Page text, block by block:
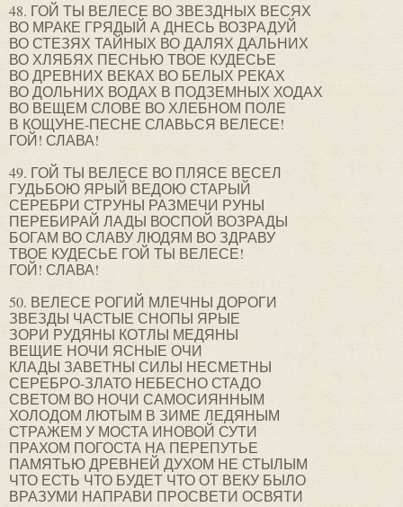
48. ГОЙ ТЫ ВЕЛЕСЕ ВО ЗВЕЗДНЫХ ВЕСЯХ
ВО МРАКЕ ГРЯДЫЙ А ДНЕСЬ ВОЗРАДУЙ
ВО СТЕЗЯХ ТАЙНЫХ ВО ДАЛЯХ ДАЛЬНИХ
ВО ХЛЯБЯХ ПЕСНЬЮ ТВОЕ КУДЕСЬЕ
ВО ДРЕВНИХ ВЕКАХ ВО БЕЛЫХ РЕКАХ
ВО ДОЛЬНИХ ВОДАХ В ПОДЗЕМНЫХ ХОДАХ
ВО ВЕЩЕМ СЛОВЕ ВО ХЛЕБНОМ ПОЛЕ
В КОЩУНЕ-ПЕСНЕ СЛАВЬСЯ ВЕЛЕСЕ!
ГОЙ! СЛАВА!
49. ГОЙ ТЫ ВЕЛЕСЕ ВО ПЛЯСЕ ВЕСЕЛ
ГУДЬБОЮ ЯРЫЙ ВЕДОЮ СТАРЫЙ
СЕРЕБРИ СТРУНЫ РАЗМЕЧИ РУНЫ
ПЕРЕБИРАЙ ЛАДЫ ВОСПОЙ ВОЗРАДЫ
БОГАМ ВО СЛАВУ ЛЮДЯМ ВО ЗДРАВУ
ТВОЕ КУДЕСЬЕ ГОЙ ТЫ ВЕЛЕСЕ!
ГОЙ! СЛАВА!
50. ВЕЛЕСЕ РОГИЙ МЛЕЧНЫ ДОРОГИ
ЗВЕЗДЫ ЧАСТЫЕ СНОПЫ ЯРЫЕ
ЗОРИ РУДЯНЫ КОТЛЫ МЕДЯНЫ
ВЕЩИЕ НОЧИ ЯСНЫЕ ОЧИ
КЛАДЫ ЗАВЕТНЫ СИЛЫ НЕСМЕТНЫ
СЕРЕБРО-ЗЛАТО НЕБЕСНО СТАДО
СВЕТОМ ВО НОЧИ САМОСИЯННЫМ
ХОЛОДОМ ЛЮТЫМ В ЗИМЕ ЛЕДЯНЫМ
СТРАЖЕМ У МОСТА ИНОВОЙ СУТИ
ПРАХОМ ПОГОСТА НА ПЕРЕПУТЬЕ
ПАМЯТЬЮ ДРЕВНЕЙ ДУХОМ НЕ СТЫЛЫМ
ЧТО ЕСТЬ ЧТО БУДЕТ ЧТО ОТ ВЕКУ БЫЛО
ВРАЗУМИ НАПРАВИ ПРОСВЕТИ ОСВЯТИ